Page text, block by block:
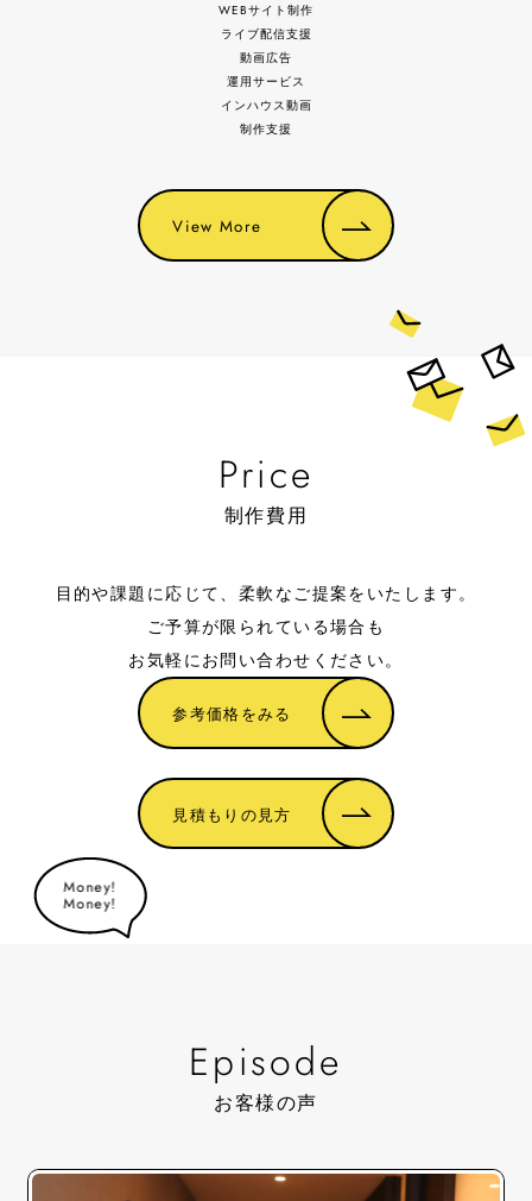
WEBサイト制作
ライブ配信支援
動画広告
運用サービス
インハウス動画
制作支援
View More
Price
制作費用
目的や課題に応じて、柔軟なご提案をいたします。
ご予算が限られている場合も
お気軽にお問い合わせください。
参考価格をみる
見積もりの見方
Money!
Money!
Episode
お客様の声